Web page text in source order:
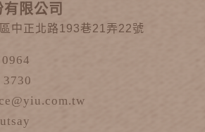
限公司
中正北路193巷21弄22號
3730